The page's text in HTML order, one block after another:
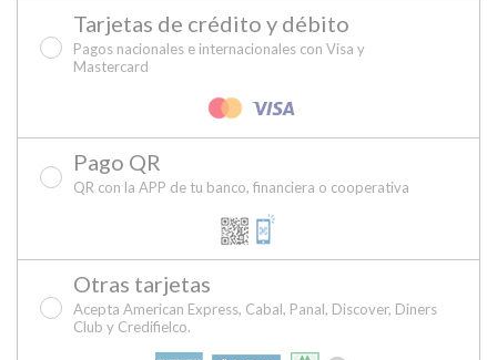
Tarjetas de crédito y débito
Pagos nacionales e internacionales con Visa y
Mastercard
Pago QR
QR con la APP de tu banco, financiera o cooperativa
Otras tarjetas
Acepta American Express, Cabal, Panal, Discover, Diners
Club y Credifielco.